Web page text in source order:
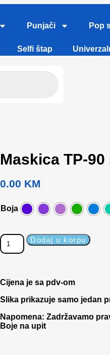
Punjači Pop
Selfi štap
Maskica TP-
0.00 KM
Boja
Dodaj u korpu
Cijena je sa pdv-om
Slika prikazuje samo jedan
Napomena: Zadržavamo
Boje na upit